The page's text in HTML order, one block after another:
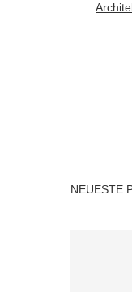
NEUESTE